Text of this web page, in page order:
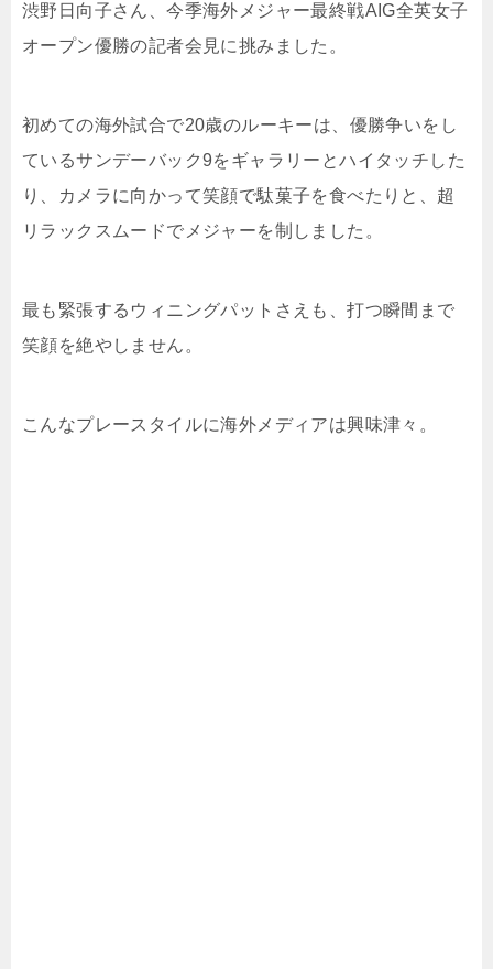
渋野日向子さん、今季海外メジャー最終戦AIG全英女子
オープン優勝の記者会見に挑みました。
初めての海外試合で20歳のルーキーは、優勝争いをし
ているサンデーバック9をギャラリーとハイタッチした
り、カメラに向かって笑顔で駄菓子を食べたりと、超
リラックスムードでメジャーを制しました。
最も緊張するウィニングパットさえも、打つ瞬間まで
笑顔を絶やしません。
こんなプレースタイルに海外メディアは興味津々。